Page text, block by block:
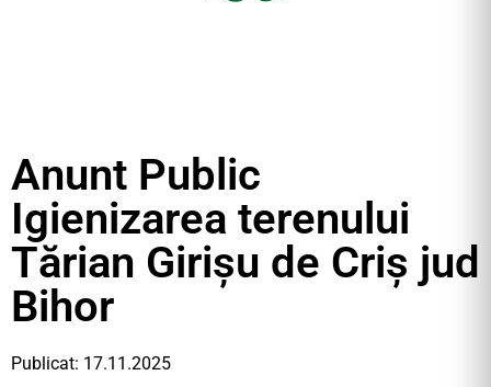
Anunt Public
Igienizarea terenului
Tărian Girișu de Criș jud
Bihor
Publicat: 17.11.2025